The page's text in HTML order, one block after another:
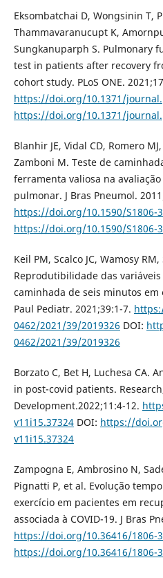
Eksombatchai D, Wongsinin T,
Thammavaranucupt K,
Sungkanuparph S. Pulmonary
test in patients after recovery
cohort study. PLoS ONE.
https://doi.org/10.1371/
https://doi.org/10.1371/
Blanhir JE, Vidal CD, Romero
Zamboni M. Teste de
ferramenta valiosa na
pulmonar. J Bras Pneumol.
https://doi.org/10.1590/S1806-
https://doi.org/10.1590/S1806-
Keil PM, Scalco JC, Wamosy
Reprodutibilidade das
caminhada de seis minutos em
Paul Pediatr. 2021;39:1-7.
0462/2021/39/2019326 DOI:
0462/2021/39/2019326
Borzato C, Bet H, Luchesa CA.
in post-covid patients.
Development.2022;11:4-12.
v11i15.37324DOI: https://
v11i15.37324
Zampogna E, Ambrosino N,
Pignatti P, et al. Evolução
exercício em pacientes em
associada à COVID-19. J Bras
https://doi.org/10.36416/1806-
https://doi.org/10.36416/1806-